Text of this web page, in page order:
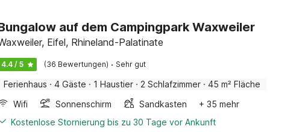
auf dem Campingpark Waxweiler
Eifel, Rhineland-Palatinate
4.4 / 5 (36 Bewertungen) · Sehr gut
Ferienhaus · 4 Gäste · 1 Haustier · 2 Schlafzimmer · 45 m² Fläche
Wifi
Sonnenschirm Sandkasten
+ 35 mehr
Kostenlose Stornierung bis zu 30 Tage vor Ankunft